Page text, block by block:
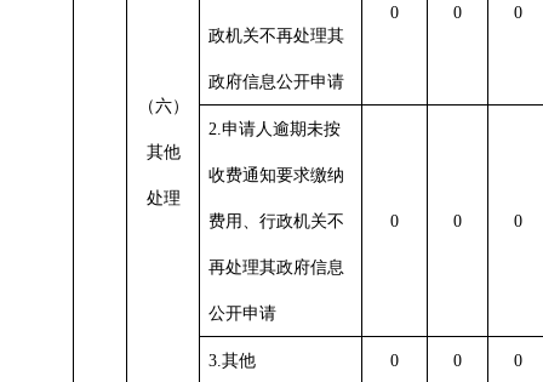
（六）
其他
处理
政机关不再处理其
政府信息公开申请
0 0 0
2.申请人逾期未按
收费通知要求缴纳
费用、行政机关不
再处理其政府信息
公开申请
0 0 0
3.其他 0 0 0